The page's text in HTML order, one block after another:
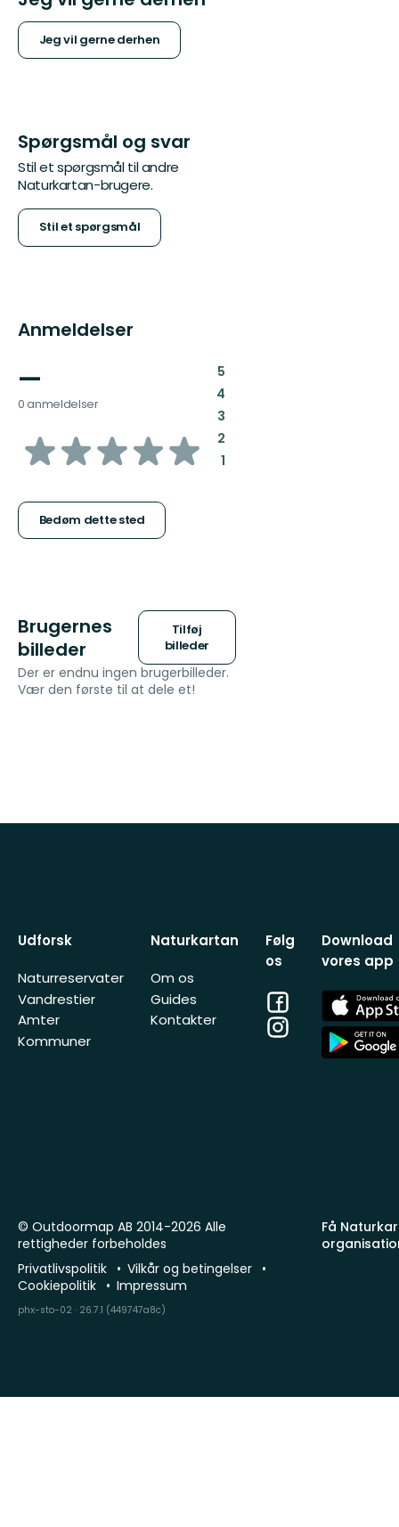
Jeg vil gerne derhen
Spørgsmål og svar
Stil et spørgsmål til andre
Naturkartan-brugere.
Stil et spørgsmål
Anmeldelser
—
0 anmeldelser
ud
5
Bedøm dette sted
5:
4:
3:
2:
1:
Brugernes
billeder
Tilføj
billeder
Der er endnu ingen brugerbilleder.
Vær den første til at dele et!
Udforsk
Naturreservater
Vandrestier
Amter
Kommuner
Naturkartan
Om os
Guides
Kontakter
Følg
os
Facebook
Instagram
Download
vores app
App
Store
App
Store
Få
© Outdoormap AB 2014-2026 Alle
rettigheder forbeholdes
Privatlivspolitik
Vilkår og betingelser
Cookiepolitik
Impressum
phx-sto-02 · 26.7.1 (449747a8c)